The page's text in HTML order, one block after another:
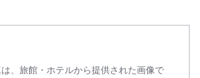
、旅館・ホテルから提供された画像で